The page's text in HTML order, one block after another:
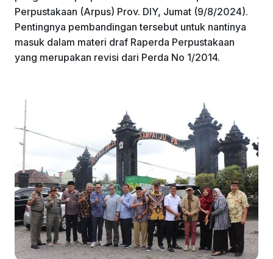
Perpustakaan (Arpus) Prov. DIY, Jumat (9/8/2024).
Pentingnya pembandingan tersebut untuk nantinya
masuk dalam materi draf Raperda Perpustakaan
yang merupakan revisi dari Perda No 1/2014.